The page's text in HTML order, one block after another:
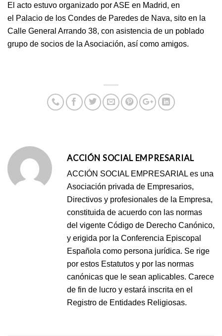
El acto estuvo organizado por ASE en Madrid, en
el Palacio de los Condes de Paredes de Nava, sito en la
Calle General Arrando 38, con asistencia de un poblado
grupo de socios de la Asociación, así como amigos.
ACCIÓN SOCIAL EMPRESARIAL
ACCIÓN SOCIAL EMPRESARIAL es una
Asociación privada de Empresarios,
Directivos y profesionales de la Empresa,
constituida de acuerdo con las normas
del vigente Código de Derecho Canónico,
y erigida por la Conferencia Episcopal
Española como persona jurídica. Se rige
por estos Estatutos y por las normas
canónicas que le sean aplicables. Carece
de fin de lucro y estará inscrita en el
Registro de Entidades Religiosas.